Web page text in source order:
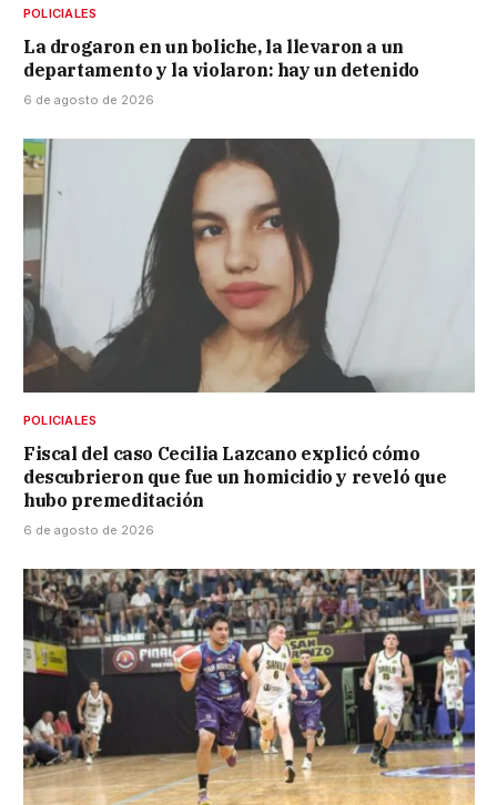
POLICIALES
La drogaron en un boliche, la llevaron a un
departamento y la violaron: hay un detenido
6 de agosto de 2026
POLICIALES
Fiscal del caso Cecilia Lazcano explicó cómo
descubrieron que fue un homicidio y reveló que
hubo premeditación
6 de agosto de 2026